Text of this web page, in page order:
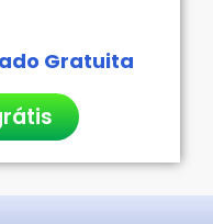
Gratuita